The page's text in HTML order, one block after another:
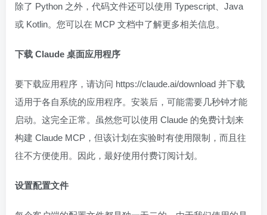
除了 Python 之外，代码文件还可以使用 Typescript、Java
或 Kotlin。您可以在 MCP 文档中了解更多相关信息。
下载 Claude 桌面应用程序
要下载应用程序，请访问 https://claude.ai/download 并下载
适用于各自系统的应用程序。安装后，可能需要几秒钟才能
启动。这完全正常。虽然您可以使用 Claude 的免费计划来
构建 Claude MCP，但该计划在实验时有使用限制，而且往
往不方便使用。因此，最好使用付费订阅计划。
设置配置文件